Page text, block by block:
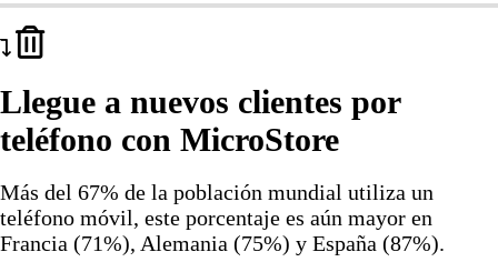
Llegue a nuevos clientes por
teléfono con MicroStore
Más del 67% de la población mundial utiliza un
teléfono móvil, este porcentaje es aún mayor en
Francia (71%), Alemania (75%) y España (87%).